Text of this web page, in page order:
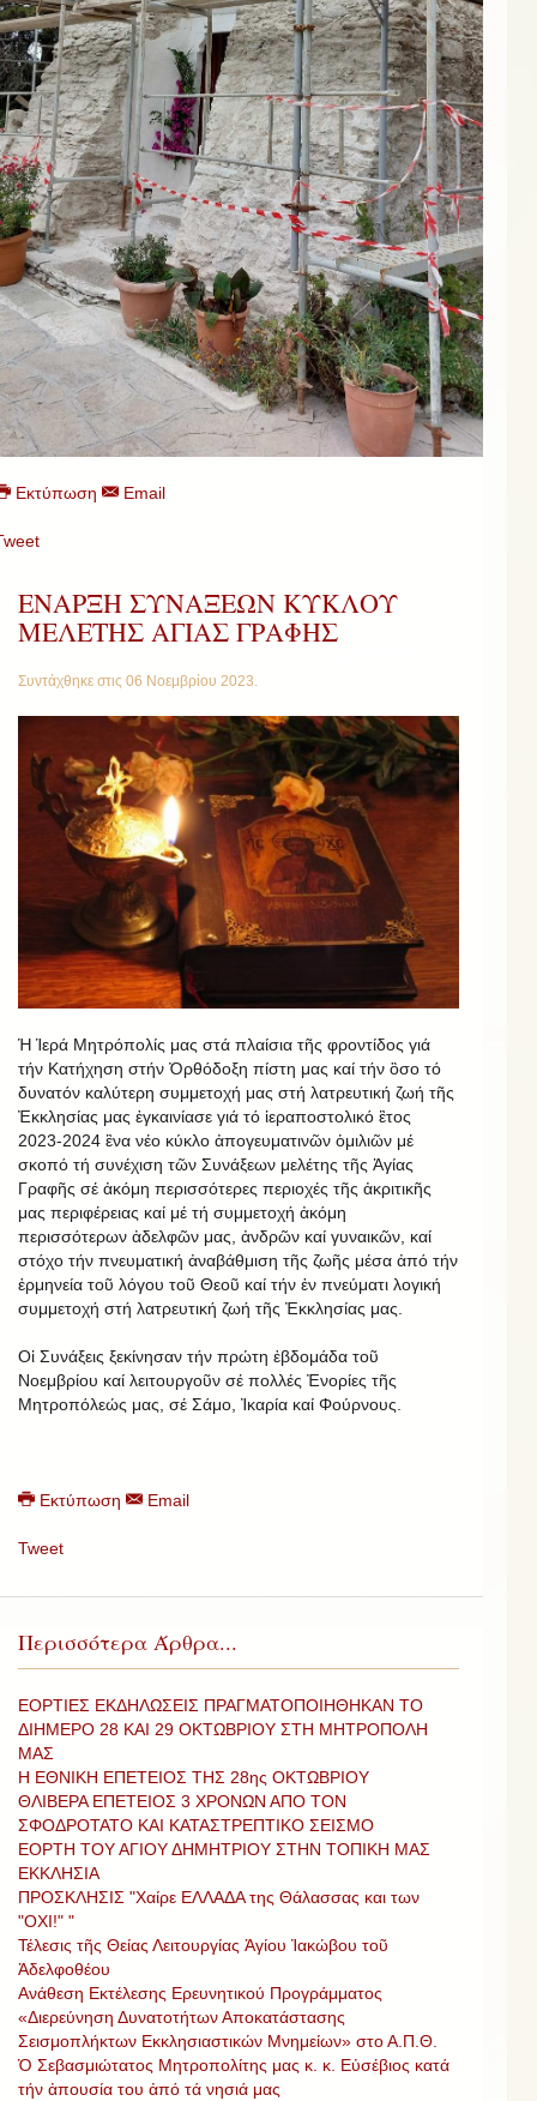
Εκτύπωση Email
ΕΝΑΡΞΗ ΣΥΝΑΞΕΩΝ ΚΥΚΛΟΥ
ΜΕΛΕΤΗΣ ΑΓΙΑΣ ΓΡΑΦΗΣ
Συντάχθηκε στις 06 Νοεμβρίου 2023
Ἡ Ἱερά Μητρόπολίς μας στά πλαίσια τῆς φροντίδος γιά
τήν Κατήχηση στήν Ὀρθόδοξη πίστη μας καί τήν ὃσο τό
δυνατόν καλύτερη συμμετοχή μας στή λατρευτική ζωή τῆς
Ἐκκλησίας μας ἐγκαινίασε γιά τό ἱεραποστολικό ἒτος
2023-2024 ἓνα νέο κύκλο ἀπογευματινῶν ὁμιλιῶν μέ
σκοπό τή συνέχιση τῶν Συνάξεων μελέτης τῆς Ἁγίας
Γραφῆς σέ ἀκόμη περισσότερες περιοχές τῆς ἀκριτικῆς
μας περιφέρειας καί μέ τή συμμετοχή ἀκόμη
περισσότερων ἀδελφῶν μας, ἀνδρῶν καί γυναικῶν, καί
στόχο τήν πνευματική ἀναβάθμιση τῆς ζωῆς μέσα ἀπό τήν
ἐρμηνεία τοῦ λόγου τοῦ Θεοῦ καί τήν ἐν πνεύματι λογική
συμμετοχή στή λατρευτική ζωή τῆς Ἐκκλησίας μας.
Οἱ Συνάξεις ξεκίνησαν τήν πρώτη ἑβδομάδα τοῦ
Νοεμβρίου καί λειτουργοῦν σέ πολλές Ἐνορίες τῆς
Μητροπόλεώς μας, σέ Σάμο, Ἰκαρία καί Φούρνους.
Εκτύπωση Email
Tweet
Περισσότερα Άρθρα...
ΕΟΡΤΙΕΣ ΕΚΔΗΛΩΣΕΙΣ ΠΡΑΓΜΑΤΟΠΟΙΗΘΗΚΑΝ ΤΟ
ΔΙΗΜΕΡΟ 28 ΚΑΙ 29 ΟΚΤΩΒΡΙΟΥ ΣΤΗ ΜΗΤΡΟΠΟΛΗ
ΜΑΣ
Η ΕΘΝΙΚΗ ΕΠΕΤΕΙΟΣ ΤΗΣ 28ης ΟΚΤΩΒΡΙΟΥ
ΘΛΙΒΕΡΑ ΕΠΕΤΕΙΟΣ 3 ΧΡΟΝΩΝ ΑΠΟ ΤΟΝ
ΣΦΟΔΡΟΤΑΤΟ ΚΑΙ ΚΑΤΑΣΤΡΕΠΤΙΚΟ ΣΕΙΣΜΟ
ΕΟΡΤΗ ΤΟΥ ΑΓΙΟΥ ΔΗΜΗΤΡΙΟΥ ΣΤΗΝ ΤΟΠΙΚΗ ΜΑΣ
ΕΚΚΛΗΣΙΑ
ΠΡΟΣΚΛΗΣΙΣ "Χαίρε ΕΛΛΑΔΑ της Θάλασσας και των
"ΟΧΙ!" "
Τέλεσις τῆς Θείας Λειτουργίας Ἁγίου Ἰακώβου τοῦ
Ἀδελφοθέου
Ανάθεση Εκτέλεσης Ερευνητικού Προγράμματος
«Διερεύνηση Δυνατοτήτων Αποκατάστασης
Σεισμοπλήκτων Εκκλησιαστικών Μνημείων» στο Α.Π.Θ.
Ὁ Σεβασμιώτατος Μητροπολίτης μας κ. κ. Εὐσέβιος κατά
τήν ἀπουσία του ἀπό τά νησιά μας